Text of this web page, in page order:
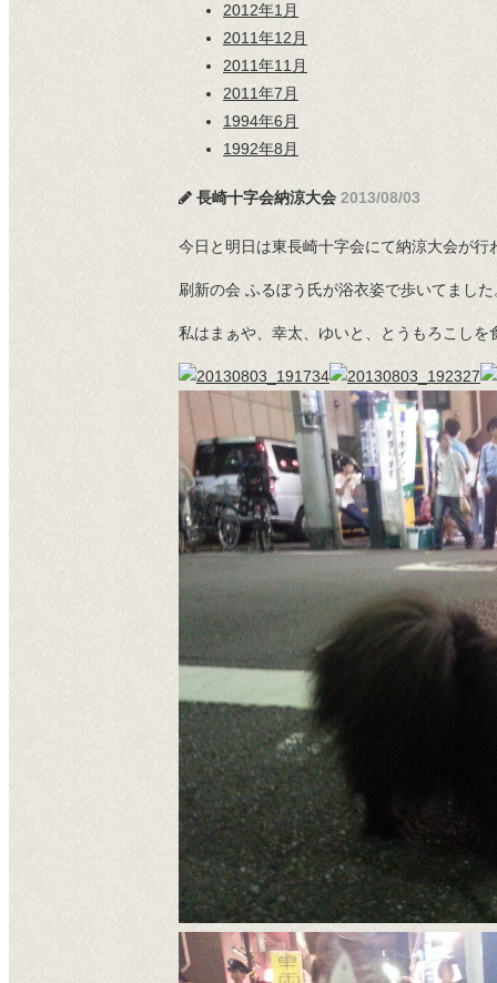
2012年1月
2011年12月
2011年11月
2011年7月
1994年6月
1992年8月
長崎十字会納涼大会 2013/08/03
今日と明日は東長崎十字会にて納涼大会が行
刷新の会 ふるぼう氏が浴衣姿で歩いてました
私はまぁや、幸太、ゆいと、とうもろこしを